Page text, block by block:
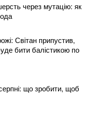
через мутацію: як
Світан припустив,
бити балістикою по
що зробити, щоб